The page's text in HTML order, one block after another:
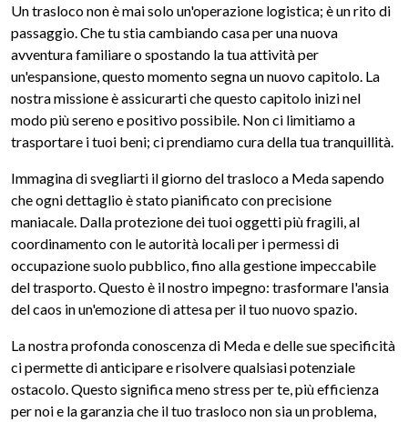
Un trasloco non è mai solo un'operazione logistica; è un rito di
passaggio. Che tu stia cambiando casa per una nuova
avventura familiare o spostando la tua attività per
un'espansione, questo momento segna un nuovo capitolo. La
nostra missione è assicurarti che questo capitolo inizi nel
modo più sereno e positivo possibile. Non ci limitiamo a
trasportare i tuoi beni; ci prendiamo cura della tua tranquillità.
Immagina di svegliarti il giorno del trasloco a Meda sapendo
che ogni dettaglio è stato pianificato con precisione
maniacale. Dalla protezione dei tuoi oggetti più fragili, al
coordinamento con le autorità locali per i permessi di
occupazione suolo pubblico, fino alla gestione impeccabile
del trasporto. Questo è il nostro impegno: trasformare l'ansia
del caos in un'emozione di attesa per il tuo nuovo spazio.
La nostra profonda conoscenza di Meda e delle sue specificità
ci permette di anticipare e risolvere qualsiasi potenziale
ostacolo. Questo significa meno stress per te, più efficienza
per noi e la garanzia che il tuo trasloco non sia un problema,